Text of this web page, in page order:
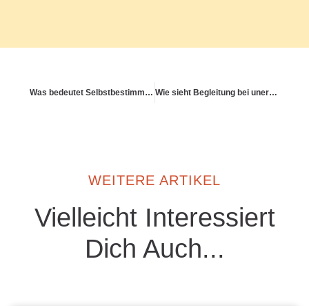
Was bedeutet Selbstbestimmung in allen Gesundheitsphasen? Wie sieht Begleitung bei unerfülltem Kinderwunsch aus?
WEITERE ARTIKEL
Vielleicht Interessiert
Dich Auch...